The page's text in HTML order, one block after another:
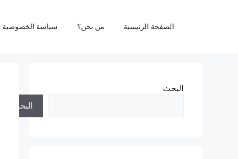
الصفحة الرئيسية من نحن؟ سياسة الخصوصية
البحث
البحث